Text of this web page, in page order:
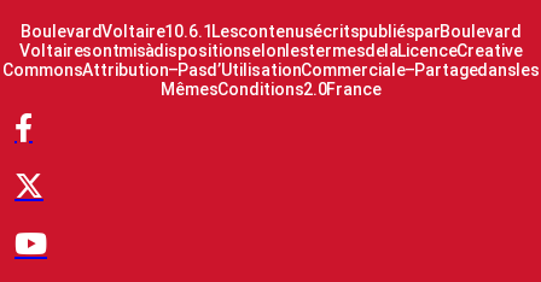
Boulevard Voltaire 10.6.1 Les contenus écrits publiés par Boulevard
Voltaire sont mis à disposition selon les termes de la Licence Creative
Commons Attribution – Pas d’Utilisation Commerciale – Partage dans les
Mêmes Conditions 2.0 France